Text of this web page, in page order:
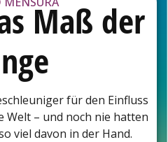
Maß der
für den Einfluss
Welt – und noch nie hatten
viel davon in der Hand.